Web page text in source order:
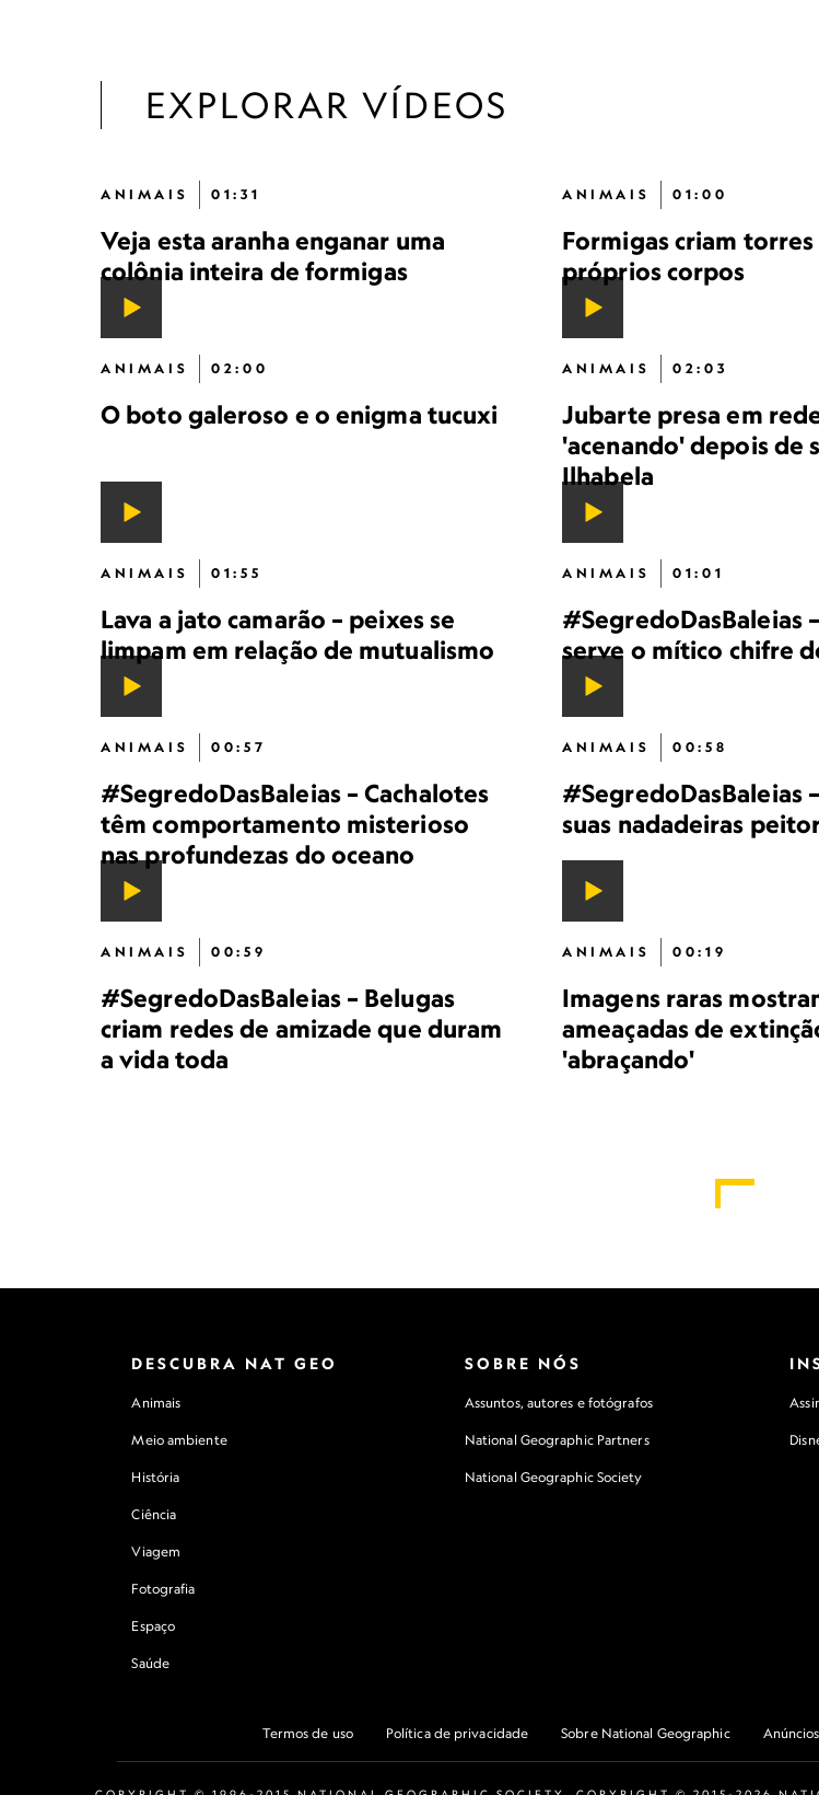
EXPLORAR VÍDEOS
ANIMAIS 01:31
Veja esta aranha enganar uma
colônia inteira de formigas
ANIMAIS 01:00
Formigas criam torres
próprios corpos
ANIMAIS 02:00
O boto galeroso e o enigma tucuxi
ANIMAIS 02:03
Jubarte presa em
'acenando' depois de
Ilhabela
ANIMAIS 01:55
Lava a jato camarão – peixes se
limpam em relação de mutualismo
ANIMAIS 01:01
#SegredoDasBaleias
serve o mítico chifre
ANIMAIS 00:57
#SegredoDasBaleias – Cachalotes
têm comportamento misterioso
nas profundezas do oceano
ANIMAIS 00:58
#SegredoDasBaleias
suas nadadeiras
ANIMAIS 00:59
#SegredoDasBaleias – Belugas
criam redes de amizade que duram
a vida toda
ANIMAIS 00:19
Imagens raras
ameaçadas de
'abraçando'
DESCUBRA NAT GEO
Animais
Meio ambiente
História
Ciência
Viagem
Fotografia
Espaço
Saúde
SOBRE NÓS
Assuntos, autores e fotógrafos
National Geographic Partners
National Geographic Society
Termos de uso Política de privacidade Sobre National Geographic